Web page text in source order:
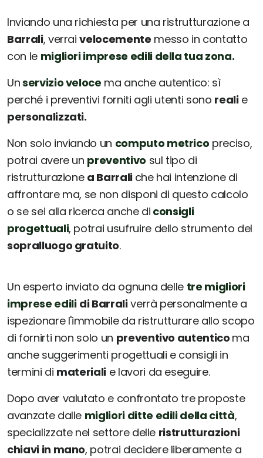
Inviando una richiesta per una ristrutturazione a
Barrali, verraivelocemente messo in contatto
con le migliori imprese edili della tua zona.
Unservizio veloce ma anche autentico: sì
perché i preventivi forniti agli utenti sono realie
personalizzati.
Non solo inviando un computo metrico preciso,
potrai avere un preventivo sul tipo di
ristrutturazione a Barrali che hai intenzione di
affrontare ma, se non disponi di questo calcolo
o se sei alla ricerca anche di consigli
progettuali, potrai usufruire dello strumento del
sopralluogo gratuito.
Un esperto inviato da ognuna delle tre migliori
imprese edili di Barraliverrà personalmente a
ispezionare l'immobile da ristrutturare allo scopo
di fornirti non solo un preventivo autentico ma
anche suggerimenti progettuali e consigli in
termini di materiali e lavori da eseguire.
Dopo aver valutato e confrontato tre proposte
avanzate dalle migliori ditte edili della città,
specializzate nel settore delle ristrutturazioni
chiavi in mano, potrai decidere liberamente a